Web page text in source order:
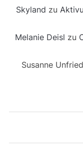
Skyland zu
Melanie Deisl zu
Susanne Unfried